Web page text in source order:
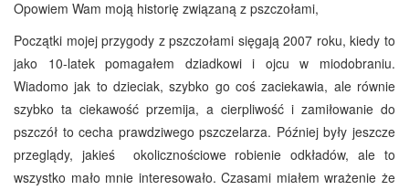
Opowiem Wam moją historię związaną z pszczołami,
Początki mojej przygody z pszczołami sięgają 2007 roku, kiedy to
jako 10-latek pomagałem dziadkowi i ojcu w miodobraniu.
Wiadomo jak to dzieciak, szybko go coś zaciekawia, ale równie
szybko ta ciekawość przemija, a cierpliwość i zamiłowanie do
pszczół to cecha prawdziwego pszczelarza. Później były jeszcze
przeglądy, jakieś okolicznościowe robienie odkładów, ale to
wszystko mało mnie interesowało. Czasami miałem wrażenie że